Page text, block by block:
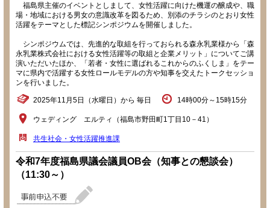
福島県主催のイベントとしまして、女性活躍に向けた機運の醸成や、職
場・地域における男女の意識改革を図るため、別添のチラシのとおり女性
活躍をテーマとした標記シンポジウムを開催しました。
シンポジウムでは、先進的な取組を行っておられる森永乳業様から「森
永乳業株式会社における女性活躍等の取組と企業メリット」についてご講
演いただいたほか、「若者・女性に選ばれるこれからのふくしま」をテー
マに県内で活躍する女性ロールモデルの方や知事を交えたトークセッショ
ンを行いました。
2025年11月5日（水曜日）から 毎日 14時00分～15時15分
ウェディング エルティ（福島市野田町1丁目10－41）
共生社会・女性活躍推進課
令和7年度福島県議会議員OB会（知事との懇談会）
（11:30～）